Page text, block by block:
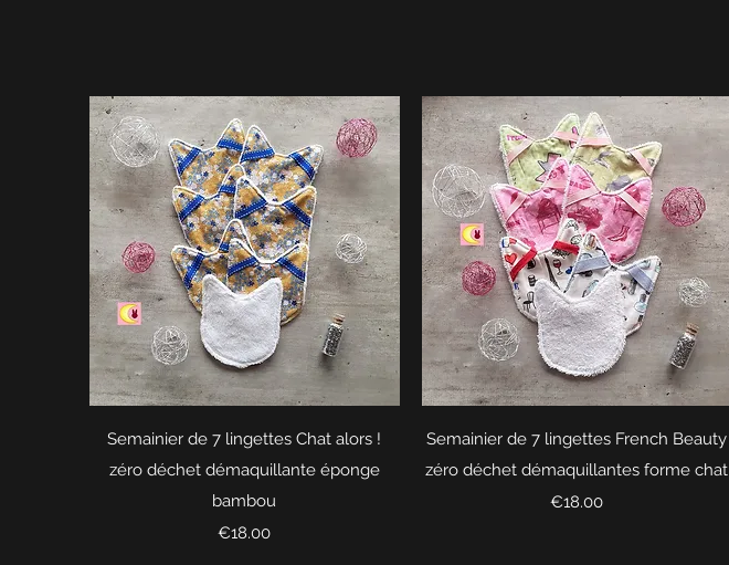
Quick View
Semainier de 7 lingettes Chat alors !
zéro déchet démaquillante éponge
bambou
Price
€18.00
Quick View
Semainier de 7 lingettes French Beauty
zéro déchet démaquillantes forme chat
Price
€18.00